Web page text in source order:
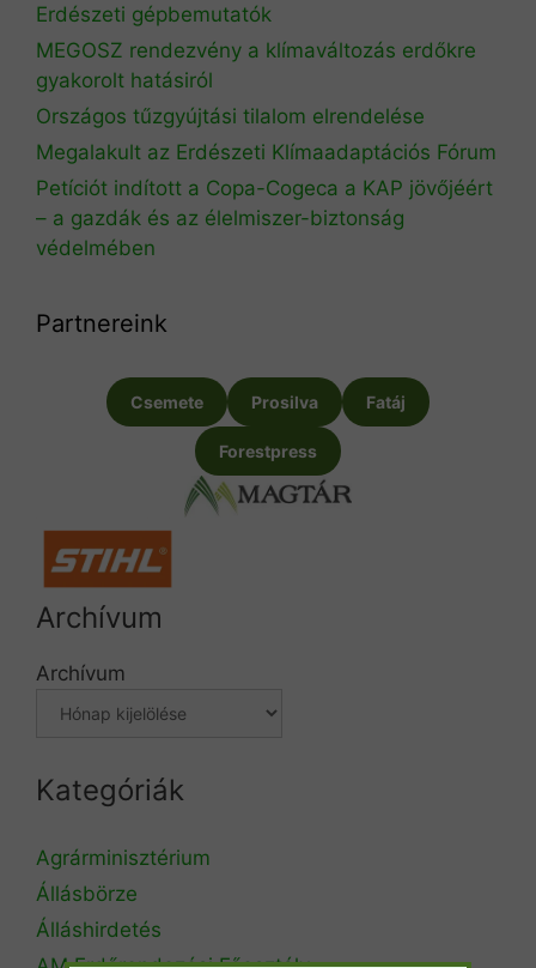
Erdészeti gépbemutatók
MEGOSZ rendezvény a klímaváltozás erdőkre
gyakorolt hatásiról
Országos tűzgyújtási tilalom elrendelése
Megalakult az Erdészeti Klímaadaptációs Fórum
Petíciót indított a Copa-Cogeca a KAP jövőjéért
– a gazdák és az élelmiszer-biztonság
védelmében
Partnereink
Csemete Prosilva Fatáj
Forestpress
Archívum
Archívum
Kategóriák
Agrárminisztérium
Állásbörze
Álláshirdetés